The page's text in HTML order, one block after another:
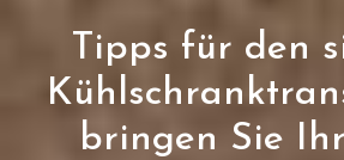
Tipps für den
bringen Sie